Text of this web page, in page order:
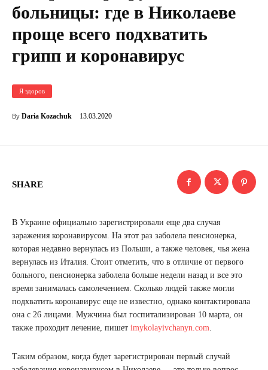
больницы: где в Николаеве
проще всего подхватить
грипп и коронавирус
Я здоров
By Daria Kozachuk 13.03.2020
SHARE
В Украине официально зарегистрировали еще два случая
заражения коронавирусом. На этот раз заболела пенсионерка,
которая недавно вернулась из Польши, а также человек, чья жена
вернулась из Италия. Стоит отметить, что в отличие от первого
больного, пенсионерка заболела больше недели назад и все это
время занималась самолечением. Сколько людей также могли
подхватить коронавирус еще не известно, однако контактировала
она с 26 лицами. Мужчина был госпитализирован 10 марта, он
также проходит лечение, пишет imykolayivchanyn.com.
Таким образом, когда будет зарегистрирован первый случай